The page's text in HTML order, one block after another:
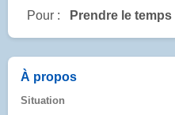
Pour : Prendre le
À propos
Situation